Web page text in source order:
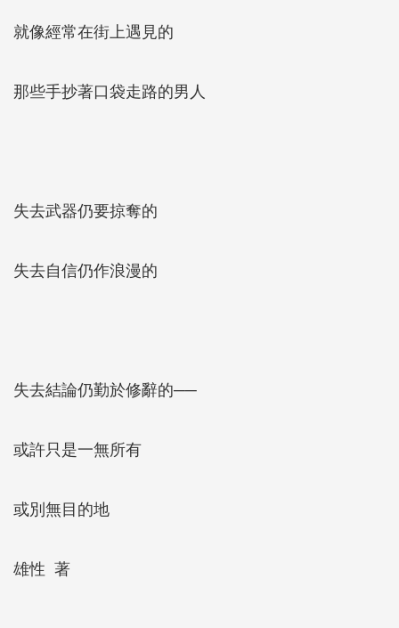
就像經常在街上遇見的
那些手抄著口袋走路的男人
失去武器仍要掠奪的
失去自信仍作浪漫的
失去結論仍勤於修辭的──
或許只是一無所有
或別無目的地
雄性 著